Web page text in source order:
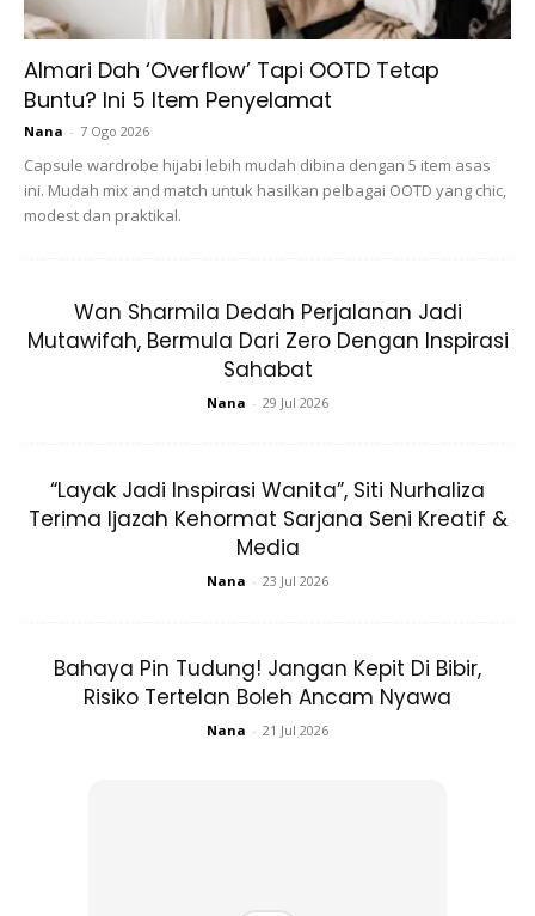
AliffbySha diinspirasi 5 wanita dan Romah Makan Terlajak
hanyalah seorang pekerja danmenjual produk di pasar
tani. Tidak mahu terus berada ditakuk lama, beliau
memberanikan diri bergelar usahawan kosmetik biarpun
dirinya seorang lelaki.
meniti di bibir para penggemarnya. Daripada situ, saya
mahu mencuba bisnes lain, saya suka menjualapa yang
Almari Dah ‘Overflow’ Tapi OOTD Tetap
Buntu? Ini 5 Item Penyelamat
Nana - 7 Ogo 2026
Capsule wardrobe hijabi lebih mudah dibina dengan 5 item asas
ini. Mudah mix and match untuk hasilkan pelbagai OOTD yang chic,
modest dan praktikal.
Wan Sharmila Dedah Perjalanan Jadi
Mutawifah, Bermula Dari Zero Dengan Inspirasi
Sahabat
Nana - 29 Jul 2026
“Layak Jadi Inspirasi Wanita”, Siti Nurhaliza
Terima Ijazah Kehormat Sarjana Seni Kreatif &
Media
Nana - 23 Jul 2026
Bahaya Pin Tudung! Jangan Kepit Di Bibir,
Risiko Tertelan Boleh Ancam Nyawa
Nana - 21 Jul 2026